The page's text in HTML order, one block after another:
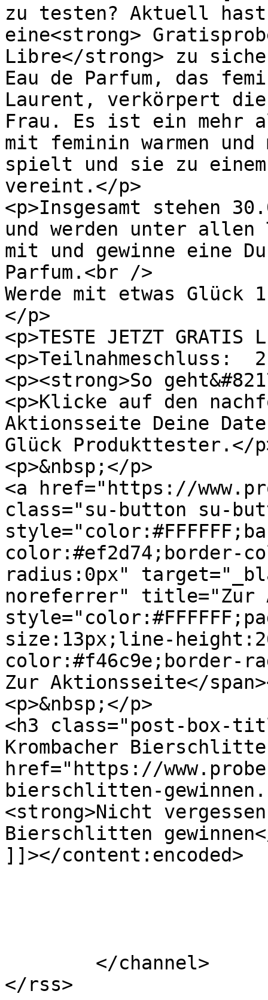
zu testen? Aktuell
eine<strong>
Libre</strong> zu
Eau de Parfum, das
Laurent, verkörpert
Frau. Es ist ein
mit feminin warmen
spielt und sie zu
vereint.</p>
<p>Insgesamt stehen
und werden unter allen
mit und gewinne eine
Parfum.<br />
Werde mit etwas Glück
</p>
<p>TESTE JETZT GRATIS
<p>Teilnahmeschluss:
<p><strong>So
<p>Klicke auf den
Aktionsseite Deine
Glück Produkttester.</
<p>&nbsp;</p>
<a href="https://
class="su-button su-
color:#ef2d74;border-
radius:0px"
noreferrer" title="Zur
size:13px;line-
color:#f46c9e;border-
Zur Aktionsseite</
<p>&nbsp;</p>
<h3 class="post-box-
Krombacher
href="https://
bierschlitten-
<strong>Nicht
Bierschlitten
]]></content:encoded>